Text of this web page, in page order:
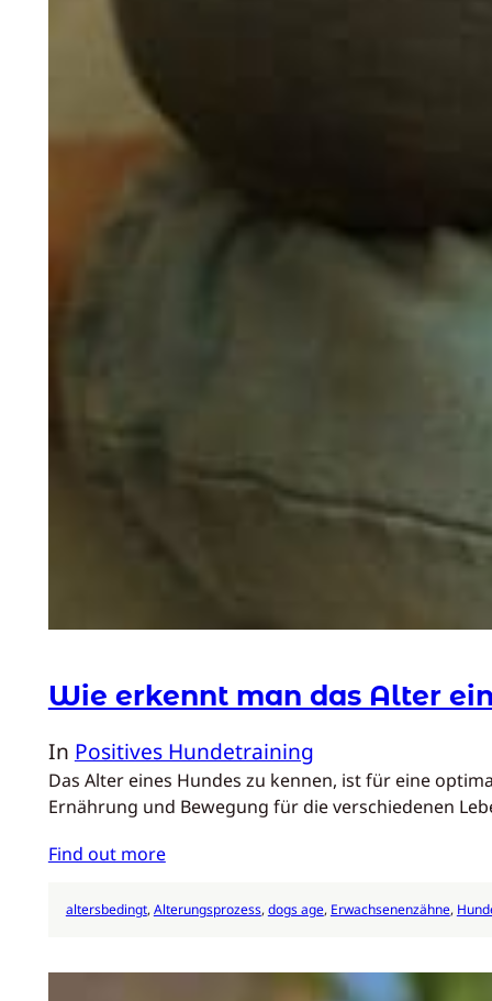
Wie erkennt man das Alter
In Positives Hundetraining
Das Alter eines Hundes zu kennen, ist für eine
Ernährung und Bewegung für die verschiedenen
Find out more
altersbedingt, Alterungsprozess, dogs age, Erwachsenenzähne,